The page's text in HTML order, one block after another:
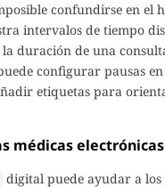
confundirse en el
intervalos de tiempo
duración de una
configurar pausas en
etiquetas para
médicas
digital puede ayudar a los